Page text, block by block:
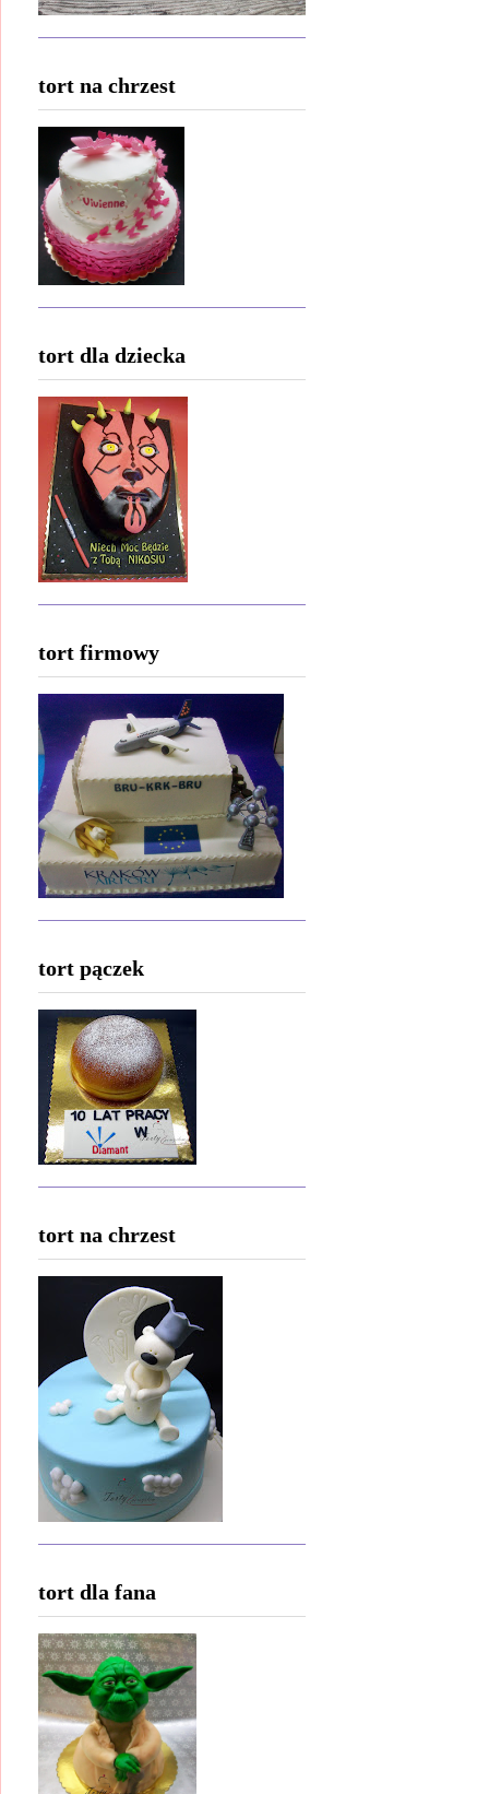
tort na chrzest
tort dla dziecka
tort firmowy
tort pączek
tort na chrzest
tort dla fana